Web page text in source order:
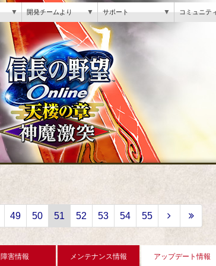
▼ 開発チームより ▼ サポート ▼ コミュニテ
49 50 51 52 53 54 55
障害情報 メンテナンス情報 アップデート情報